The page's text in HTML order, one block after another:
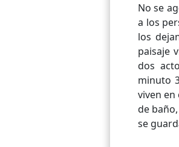
No se
a los
los
paisaje
dos
minuto
viven
de
se